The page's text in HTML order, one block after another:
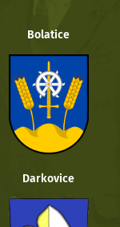
Bolatice
Darkovice